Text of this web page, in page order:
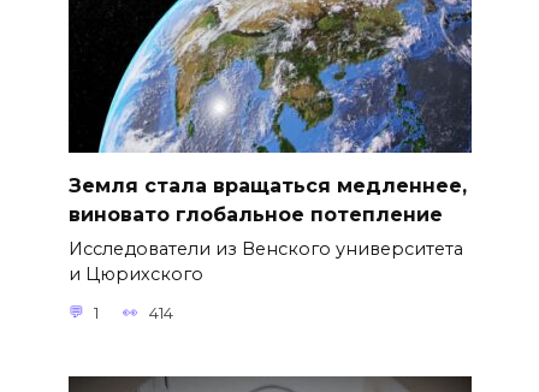
Земля стала вращаться медленнее,
виновато глобальное потепление
Исследователи из Венского университета
и Цюрихского
1 414